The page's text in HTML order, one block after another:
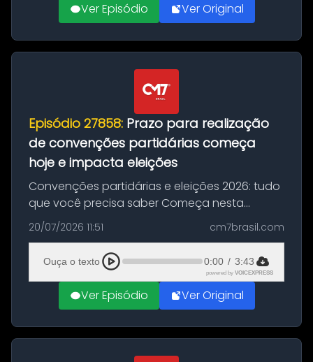
Ver Episódio Ver Original
Episódio 27858: Prazo para realização
de convenções partidárias começa
hoje e impacta eleições
Convenções partidárias e eleições 2026: tudo
que você precisa saber Começa nesta
segunda-feira e vai até 5 de agosto o prazo
para que partidos políticos e federações
partidárias realizem suas convençõ...
20/07/2026 11:51 cm7brasil.com
Ouça o texto 0:00 / 3:43
powered by VOICEXPRESS
Ver Episódio Ver Original